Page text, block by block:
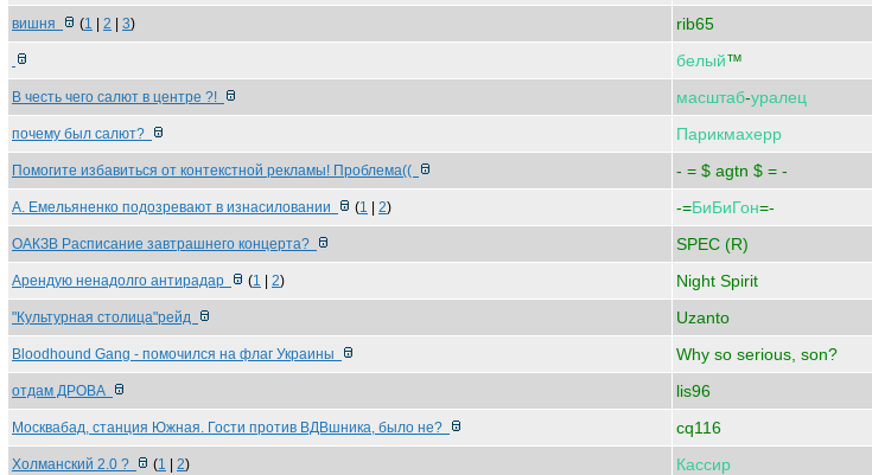
вишня (1 2 3) rib65
белый™
В честь чего салют в центре ?! масштаб-уралец
почему был салют? Парикмахерр
Помогите избавиться от контекстной рекламы! Проблема(( - = $ agtn $ = -
А. Емельяненко подозревают в изнасиловании (1 2) -=БиБиГон=-
ОАКЗВ Расписание завтрашнего концерта? SPEC (R)
Арендую ненадолго антирадар (1 2) Night Spirit
"Культурная столица"рейд Uzanto
Bloodhound Gang - помочился на флаг Украины Why so serious, son?
отдам ДРОВА lis96
Москвабад, станция Южная. Гости против ВДВшника, было не? cq116
Холманский 2.0 ? (1 2) Кассир